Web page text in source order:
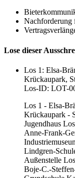
Nachforderung
Lose dieser
Los 1: Elsa-
Krückaupark,
Los-ID: LOT-
Los 1 - Elsa-
Krückaupark -
Jugendhaus
Anne-Frank-
Lindgren-
Außenstelle
Boje-C.-